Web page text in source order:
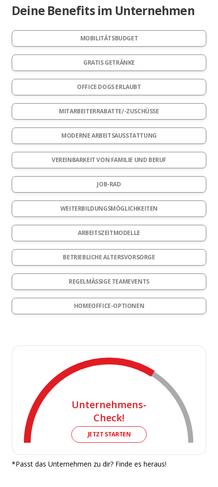
Deine Benefits im Unternehmen
MOBILITÄTSBUDGET
GRATIS GETRÄNKE
OFFICE DOGS ERLAUBT
MITARBEITERRABATTE/-ZUSCHÜSSE
MODERNE ARBEITSAUSSTATTUNG
VEREINBARKEIT VON FAMILIE UND BERUF
JOB-RAD
WEITERBILDUNGSMÖGLICHKEITEN
ARBEITSZEITMODELLE
BETRIEBLICHE ALTERSVORSORGE
REGELMÄSSIGE TEAMEVENTS
HOMEOFFICE-OPTIONEN
Unternehmens-
Check!
JETZT STARTEN
*Passt das Unternehmen zu dir? Finde es heraus!